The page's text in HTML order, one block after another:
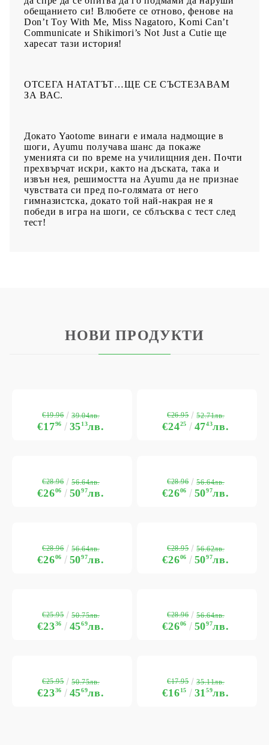
обещанието си! Влюбете се отново, фенове на
Don’t Toy With Me, Miss Nagatoro, Komi Can’t
Communicate и Shikimori’s Not Just a Cutie ще
харесат тази история!
ОТСЕГА НАТАТЪТ…ЩЕ СЕ СЪСТЕЗАВАМ
ЗА ВАС.
Докато Yaotome винаги е имала надмощие в
шоги, Ayumu получава шанс да покаже
уменията си по време на училищния ден. Почти
прехвърчат искри, както на дъската, така и
извън нея, решимостта на Ayumu да не признае
чувствата си пред по-голямата от него
гимназистска, докато той най-накрая не я
победи в игра на шоги, се сблъсква с тест след
тест!
НОВИ ПРОДУКТИ
€1796 3513лв.
€19.96 39.04лв.
€2425 4743лв.
€26.95 52.71лв.
€2606 5097лв.
€28.96 56.64лв.
€2606 5097лв.
€28.96 56.64лв.
€2606 5097лв.
€28.96 56.64лв.
€2606 5097лв.
€28.95 56.62лв.
€2336 4569лв.
€25.95 50.75лв.
€2606 5097лв.
€28.96 56.64лв.
€2336 4569лв.
€25.95 50.75лв.
€1615 3159лв.
€17.95 35.11лв.